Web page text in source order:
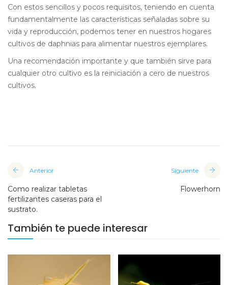
Con estos sencillos y pocos requisitos, teniendo en cuenta
fundamentalmente las características señaladas sobre su
vida y reproducción, podemos tener en nuestros hogares
cultivos de daphnias para alimentar nuestros ejemplares.
Una recomendación importante y que también sirve para
cualquier otro cultivo es la reiniciación a cero de nuestros
cultivos.
Anterior
Como realizar tabletas
fertilizantes caseras para el
sustrato.
Siguiente
Flowerhorn
También te puede interesar